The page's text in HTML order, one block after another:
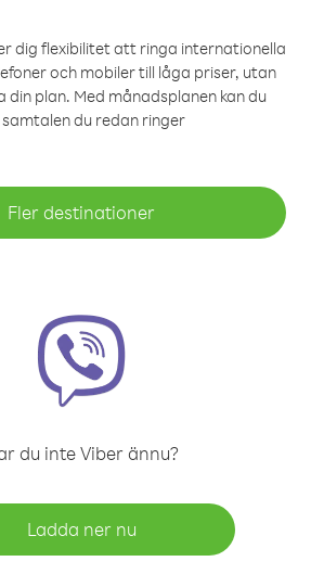
dig flexibilitet att ringa internationella
och mobiler till låga priser, utan
plan. Med månadsplanen kan du
du redan ringer
Fler destinationer
du inte Viber ännu?
Ladda ner nu